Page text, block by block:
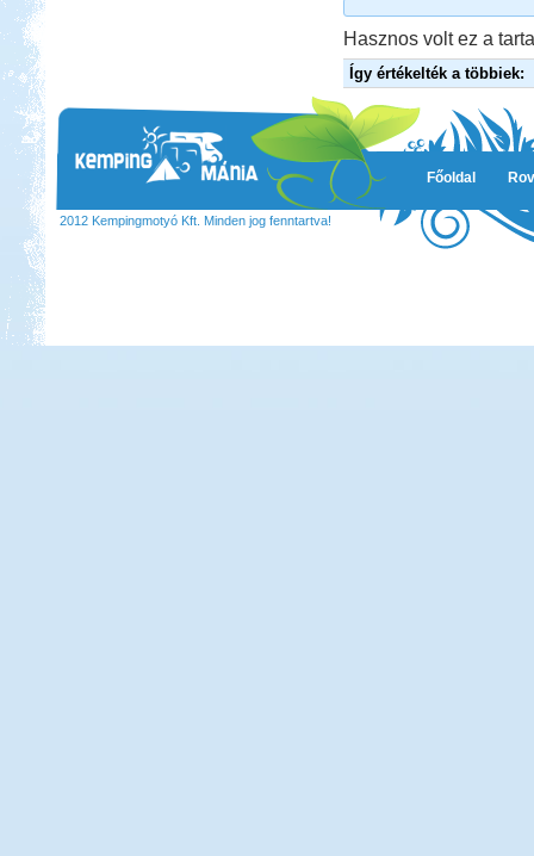
Hasznos volt ez a
Így értékelték a többiek:
Főoldal
2012 Kempingmotyó Kft. Minden jog fenntartva!